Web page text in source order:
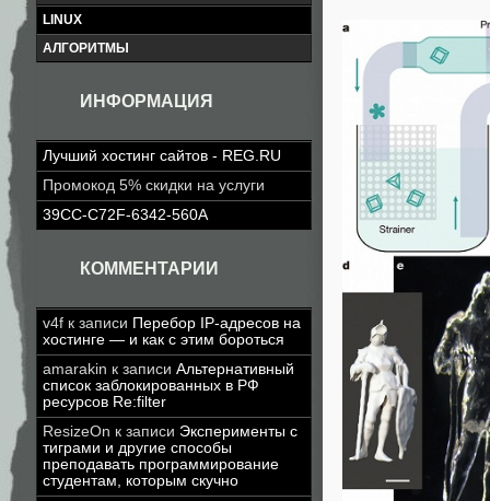
LINUX
АЛГОРИТМЫ
ИНФОРМАЦИЯ
Лучший хостинг сайтов - REG.RU
Промокод 5% скидки на услуги
39CC-C72F-6342-560A
КОММЕНТАРИИ
v4f к записи Перебор IP-адресов на
хостинге — и как с этим бороться
amarakin к записи Альтернативный
список заблокированных в РФ
ресурсов Re:filter
ResizeOn к записи Эксперименты с
тиграми и другие способы
преподавать программирование
студентам, которым скучно